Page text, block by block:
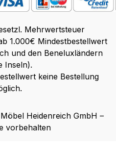
Mehrwertsteuer
1.000€ Mindestbestellwert
und den Beneluxländern
Inseln).
keine Bestellung
Heidenreich GmbH –
vorbehalten